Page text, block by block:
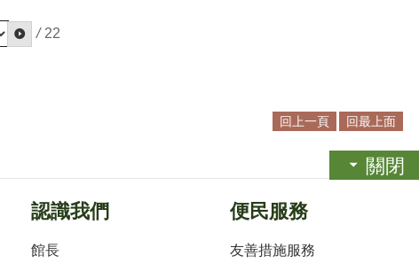
/ 22
回上一頁 回最上面
關閉
認識我們
館長
便民服務
友善措施服務